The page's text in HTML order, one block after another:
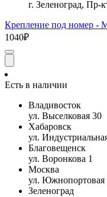
г. Зеленоград, Пр-
Крепление под номер -
1040₽
Есть в наличии
Владивосток
ул. Выселковая 30
Хабаровск
ул.
Благовещенск
ул. Воронкова 1
Москва
ул. Южнопортовая
Зеленоград